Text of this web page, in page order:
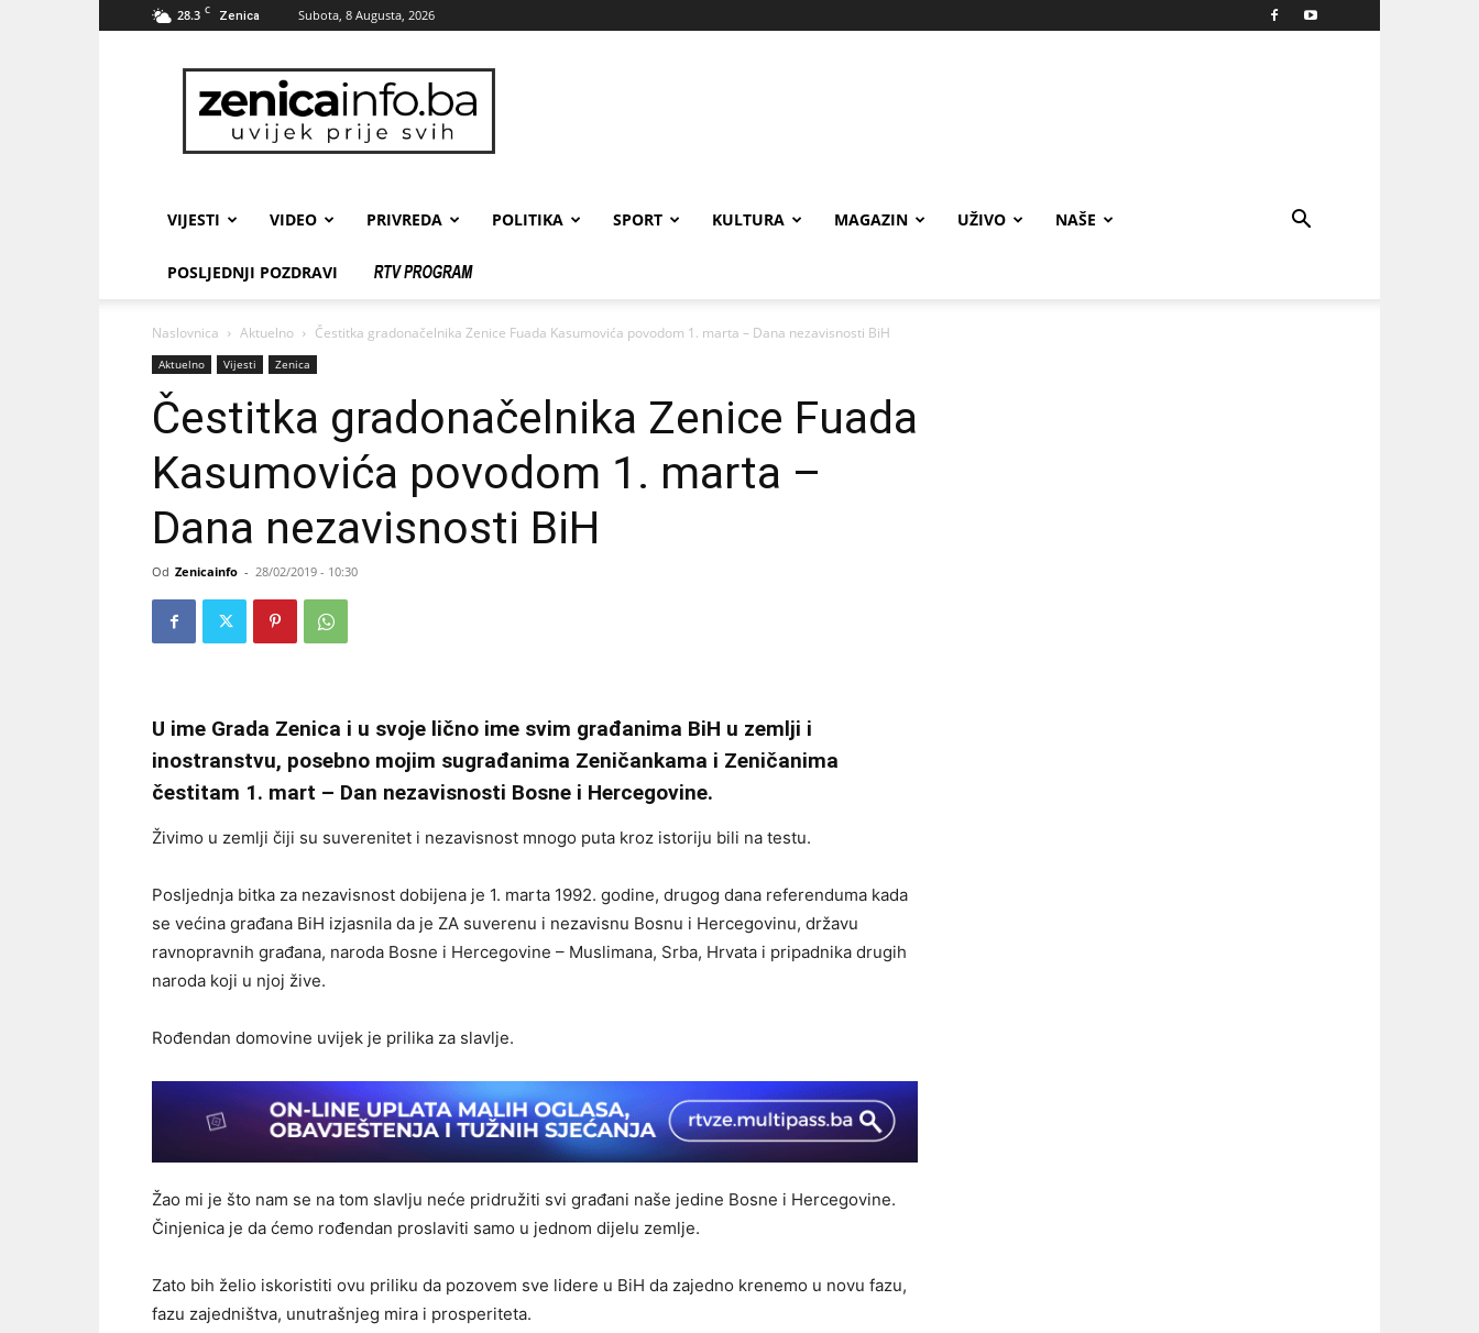
28.3 C Zenica Subota, 8 Augusta, 2026
zenicainfo.ba
VIJESTI VIDEO PRIVREDA POLITIKA SPORT KULTURA MAGAZIN UŽIVO NAŠE
POSLJEDNJI POZDRAVI
Naslovnica Aktuelno Čestitka gradonačelnika Zenice Fuada Kasumovića povodom 1. marta – Dana nezavisnosti BiH
Aktuelno Vijesti Zenica
Čestitka gradonačelnika Zenice Fuada
Kasumovića povodom 1. marta –
Dana nezavisnosti BiH
Od Zenicainfo - 28/02/2019 - 10:30
U ime Grada Zenica i u svoje lično ime svim građanima BiH u zemlji i
inostranstvu, posebno mojim sugrađanima Zeničankama i Zeničanima
čestitam 1. mart – Dan nezavisnosti Bosne i Hercegovine.
Živimo u zemlji čiji su suverenitet i nezavisnost mnogo puta kroz istoriju bili na testu.
Posljednja bitka za nezavisnost dobijena je 1. marta 1992. godine, drugog dana referenduma kada
se većina građana BiH izjasnila da je ZA suverenu i nezavisnu Bosnu i Hercegovinu, državu
ravnopravnih građana, naroda Bosne i Hercegovine – Muslimana, Srba, Hrvata i pripadnika drugih
naroda koji u njoj žive.
Rođendan domovine uvijek je prilika za slavlje.
Žao mi je što nam se na tom slavlju neće pridružiti svi građani naše jedine Bosne i Hercegovine.
Činjenica je da ćemo rođendan proslaviti samo u jednom dijelu zemlje.
Zato bih želio iskoristiti ovu priliku da pozovem sve lidere u BiH da zajedno krenemo u novu fazu,
fazu zajedništva, unutrašnjeg mira i prosperiteta.